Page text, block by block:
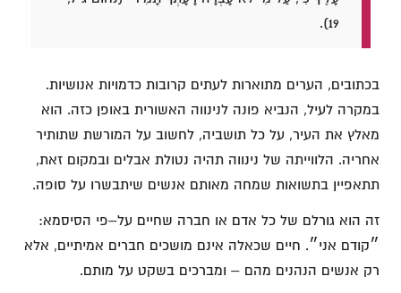
19).
בכתובים, הערים מתוארות לעתים קרובות כדמויות אנושיות.
במקרה לעיל, הנביא פונה לנינווה האשורית באופן כזה. הוא
מאלץ את העיר, על כל תושביה, לחשוב על המורשת שתותיר
אחריה. הלווייתה של נינווה תהיה נטולת אבלים ובמקום זאת,
תתאפיין בתשואות שמחה מאותם אנשים שיתבשרו על סופה.
זה הוא גורלם של כל אדם או חברה שחיים על–פי הסיסמא:
״קודם אני״. חיים שכאלה אינם מושכים חברים אמיתיים, אלא
רק אנשים הנהנים מהם – ומברכים בשקט על מותם.